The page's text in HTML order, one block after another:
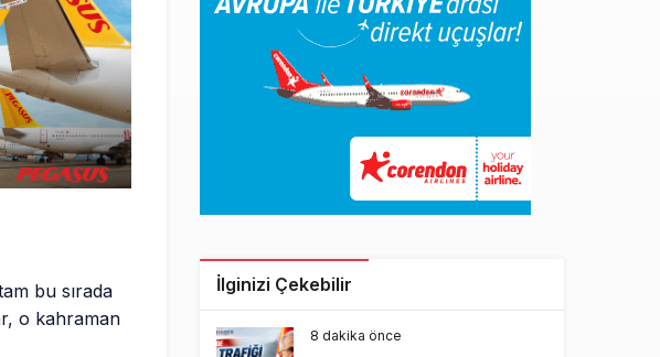
bu sırada
o kahraman
İlginizi Çekebilir
8 dakika önce